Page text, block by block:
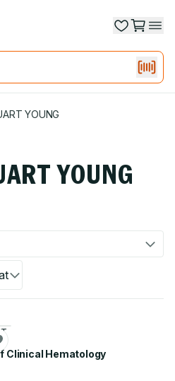
YOUNG
YOUNG
Clinical Hematology